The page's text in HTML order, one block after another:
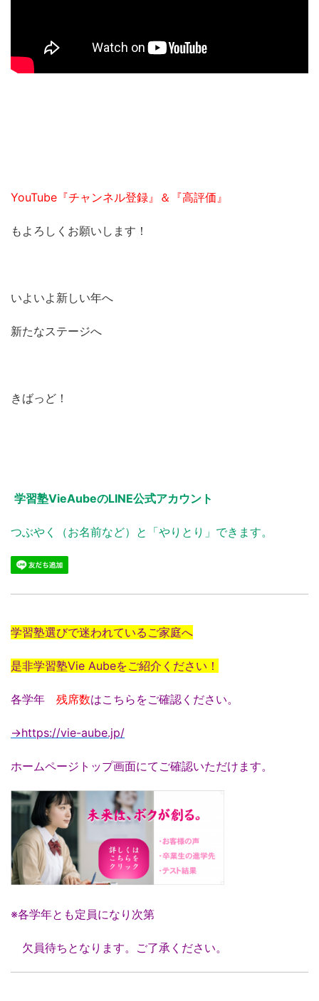
YouTube『チャンネル登録』＆『高評価』
もよろしくお願いします！
いよいよ新しい年へ
新たなステージへ
きばっど！
学習塾VieAubeのLINE公式アカウント
つぶやく（お名前など）と「やりとり」できます。
学習塾選びで迷われているご家庭へ
是非学習塾Vie Aubeをご紹介ください！
各学年 残席数はこちらをご確認ください。
→https://vie-aube.jp/
ホームページトップ画面にてご確認いただけます。
※各学年とも定員になり次第
欠員待ちとなります。ご了承ください。